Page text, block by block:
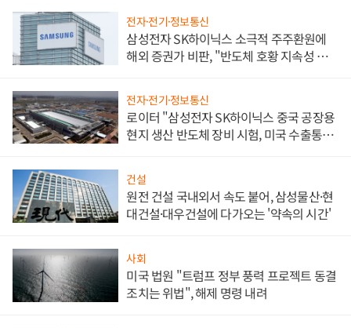
전자·전기·정보통신
삼성전자 SK하이닉스 소극적 주주환원에
해외 증권가 비판, "반도체 호황 지속성 의
전자·전기·정보통신
로이터 "삼성전자 SK하이닉스 중국 공장용
현지 생산 반도체 장비 시험, 미국 수출통제
건설
원전 건설 국내외서 속도 붙어, 삼성물산·현
대건설·대우건설에 다가오는 '약속의 시간'
사회
미국 법원 "트럼프 정부 풍력 프로젝트 동결
조치는 위법", 해제 명령 내려